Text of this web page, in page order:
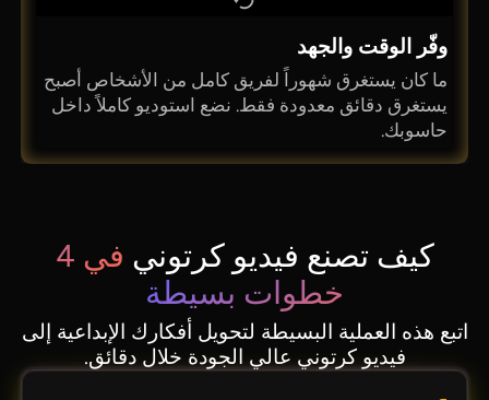
وفّر الوقت والجهد
ما كان يستغرق شهوراً لفريق كامل من الأشخاص أصبح
يستغرق دقائق معدودة فقط. نضع استوديو كاملاً داخل
حاسوبك.
كيف تصنع فيديو كرتوني
في 4
خطوات بسيطة
اتبع هذه العملية البسيطة لتحويل أفكارك الإبداعية إلى
فيديو كرتوني عالي الجودة خلال دقائق.